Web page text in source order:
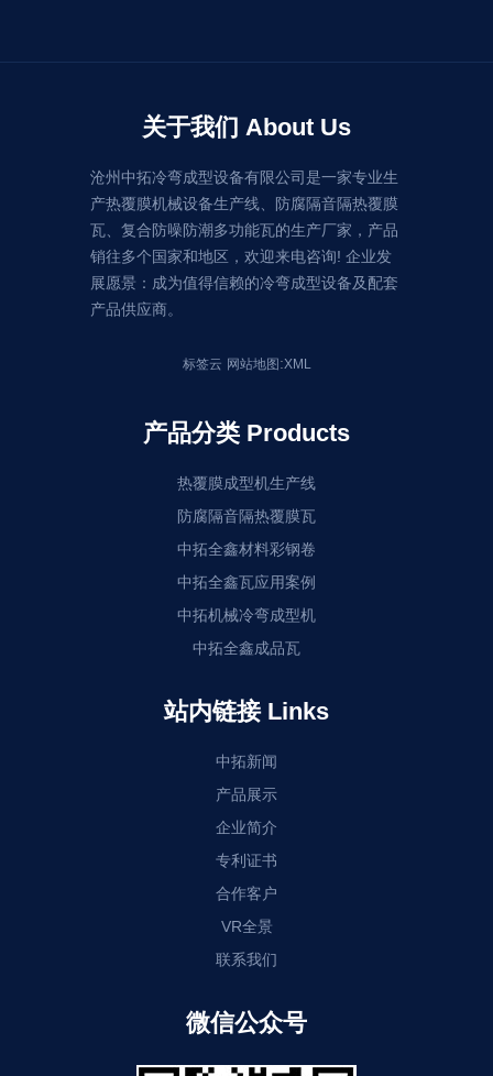
关于我们 About Us
沧州中拓冷弯成型设备有限公司是一家专业生
产热覆膜机械设备生产线、防腐隔音隔热覆膜
瓦、复合防噪防潮多功能瓦的生产厂家，产品
销往多个国家和地区，欢迎来电咨询! 企业发
展愿景：成为值得信赖的冷弯成型设备及配套
产品供应商。
标签云 网站地图 :XML
产品分类 Products
热覆膜成型机生产线
防腐隔音隔热覆膜瓦
中拓全鑫材料彩钢卷
中拓全鑫瓦应用案例
中拓机械冷弯成型机
中拓全鑫成品瓦
站内链接 Links
中拓新闻
产品展示
企业简介
专利证书
合作客户
VR全景
联系我们
微信公众号